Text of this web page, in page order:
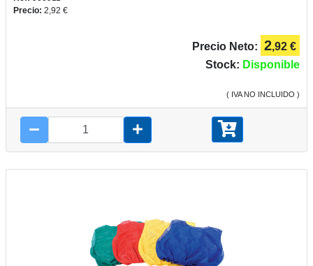
Precio: 2,92 €
Precio Neto: 2,92 €
Stock: Disponible
( IVA NO INCLUIDO )
JUEGOS